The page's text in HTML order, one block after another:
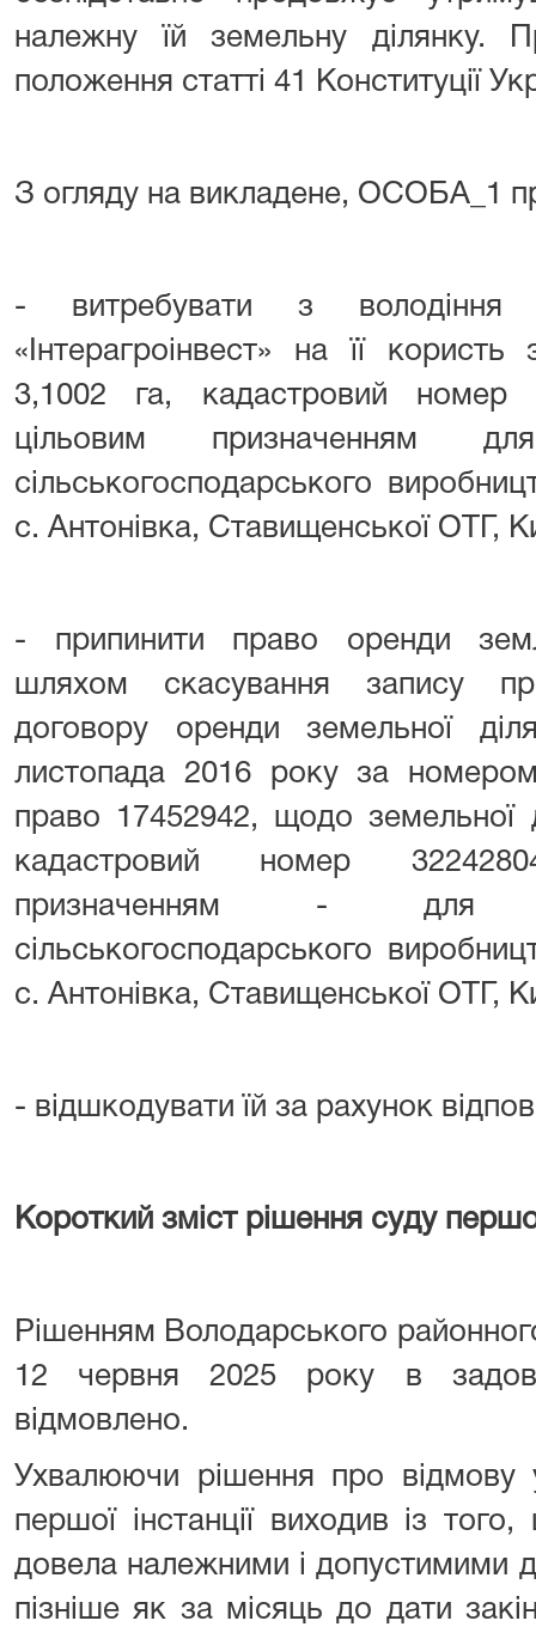
належну їй земельну ділянку.
положення статті 41 Конституції
З огляду на викладене, ОСОБА_1
- витребувати з
«Інтерагроінвест» на її
3,1002 га, кадастровий номер
цільовим призначенням
сільськогосподарського
с. Антонівка, Ставищенської ОТГ,
- припинити право оренди
шляхом скасування запису
договору оренди земельної
листопада 2016 року за
право 17452942, щодо земельної
кадастровий номер
призначенням - для
сільськогосподарського
с. Антонівка, Ставищенської ОТГ,
- відшкодувати їй за рахунок
Короткий зміст рішення суду першої
Рішенням Володарського
12 червня 2025 року в
відмовлено.
Ухвалюючи рішення про відмову
першої інстанції виходив із
довела належними і допустимими
пізніше як за місяць до дати